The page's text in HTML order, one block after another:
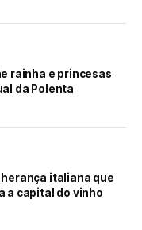
rainha e princesas
da Polenta
herança italiana que
a capital do vinho